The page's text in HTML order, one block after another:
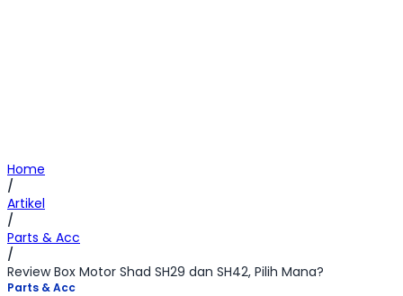
Home
/
Artikel
/
Parts & Acc
/
Review Box Motor Shad SH29 dan SH42, Pilih Mana?
Parts & Acc